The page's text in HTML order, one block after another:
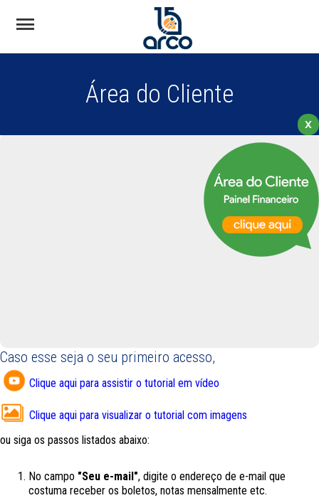
Área do Cliente
Caso esse seja o seu primeiro acesso,
Clique aqui para assistir o tutorial em vídeo
Clique aqui para visualizar o tutorial com imagens
ou siga os passos listados abaixo:
No campo "Seu e-mail", digite o endereço de e-mail que
costuma receber os boletos, notas mensalmente etc.